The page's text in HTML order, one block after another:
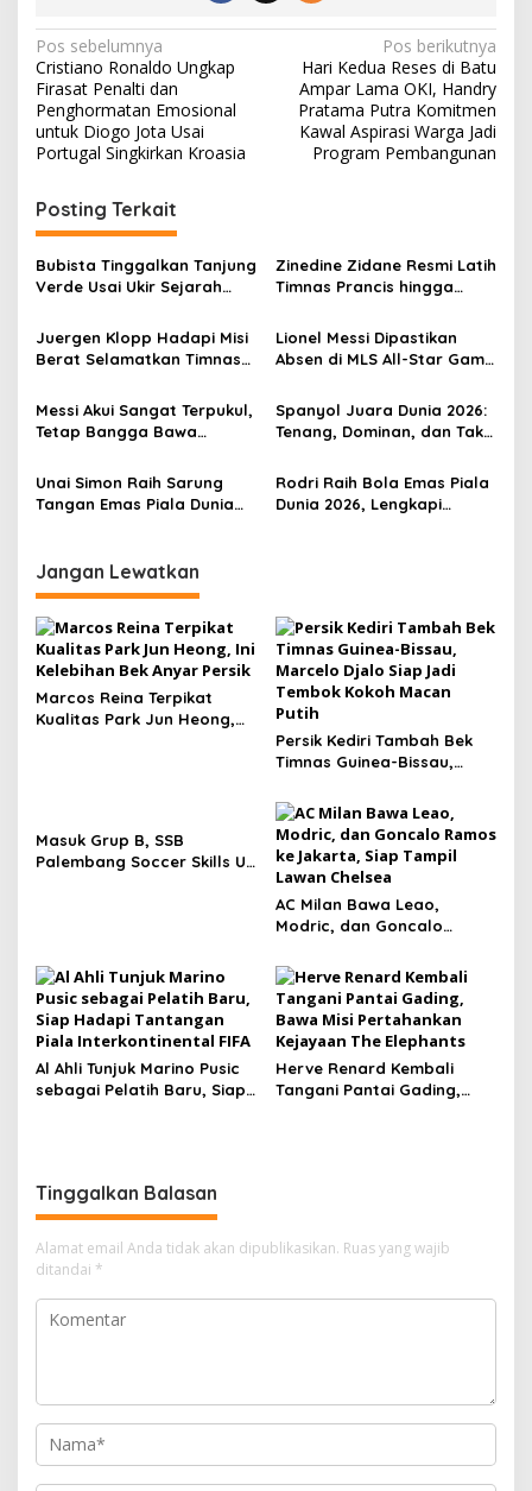
N
a
v
i
a
s
i
o
Pos sebelumnya
Cristiano Ronaldo Ungkap
Firasat Penalti dan
Penghormatan Emosional
untuk Diogo Jota Usai
Portugal Singkirkan Kroasia
Pos berikutnya
Hari Kedua Reses di Batu
Ampar Lama OKI, Handry
Pratama Putra Komitmen
Kawal Aspirasi Warga Jadi
Program Pembangunan
Posting Terkait
Bubista Tinggalkan Tanjung
Verde Usai Ukir Sejarah
Klub Maroko RS Berkane
Zinedine Zidane Resmi Latih
Timnas Prancis hingga
Kembali Kuasai Dunia
Juergen Klopp Hadapi Misi
Berat Selamatkan Timnas
Krisis Mentalitas Der
Panzer?
Lionel Messi Dipastikan
Absen di MLS All-Star Game
Usai Tampil di Final Piala
Dunia
Messi Akui Sangat Terpukul,
Tetap Bangga Bawa
Ucapkan Selamat untuk
Spanyol
Spanyol Juara Dunia 2026:
Tenang, Dominan, dan Tak
Trofi Kedua
Unai Simon Raih Sarung
Tangan Emas Piala Dunia
Sepanjang Sejarah
Rodri Raih Bola Emas Piala
Dunia 2026, Lengkapi
Jangan Lewatkan
Marcos Reina Terpikat
Kualitas Park Jun Heong,
Persik Kediri Tambah Bek
Timnas Guinea-Bissau,
Tembok Kokoh Macan Putih
Masuk Grup B, SSB
Palembang Soccer Skills U-
AC Milan Bawa Leao,
Modric, dan Goncalo
Tampil Lawan Chelsea
Al Ahli Tunjuk Marino Pusic
sebagai Pelatih Baru, Siap
Herve Renard Kembali
Tangani Pantai Gading,
Tinggalkan Balasan
Alamat email Anda tidak akan dipublikasikan. Ruas yang wajib
ditandai *